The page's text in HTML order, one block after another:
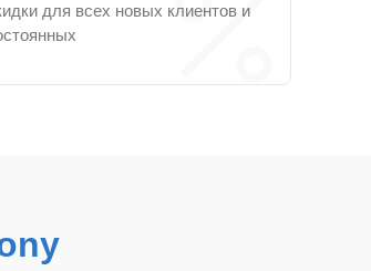
для всех новых клиентов и